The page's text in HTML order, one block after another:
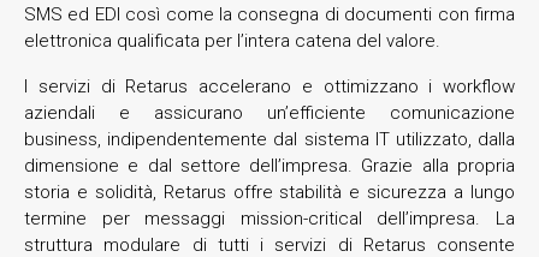
SMS ed EDI così come la consegna di documenti con firma
elettronica qualificata per l’intera catena del valore.
I servizi di Retarus accelerano e ottimizzano i workflow
aziendali e assicurano un’efficiente comunicazione
business, indipendentemente dal sistema IT utilizzato, dalla
dimensione e dal settore dell’impresa. Grazie alla propria
storia e solidità, Retarus offre stabilità e sicurezza a lungo
termine per messaggi mission-critical dell’impresa. La
struttura modulare di tutti i servizi di Retarus consente